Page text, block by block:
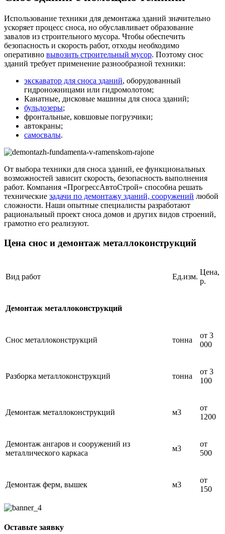
Использование техники для демонтажа зданий значительно
ускоряет процесс сноса, но обуславливает образование
завалов из строительного мусора. Чтобы обеспечить
безопасность и скорость работ, отходы необходимо
оперативно вывозить строительный мусор. Поэтому снос
зданий требует применение разнообразной техники:
экскаватор для сноса зданий, оборудованный
гидроножницами или гидромолотом;
Канатные, дисковые машины для сноса зданий;
бульдозеры;
фронтальные, ковшовые погрузчики;
автокраны;
самосвалы.
От выбора техники для сноса зданий, ее функциональных
возможностей зависит скорость, безопасность выполнения
работ. Компания «ПрогрессАвтоСтрой» способна решать
технические задачи по демонтажу зданий, сооружений любой
сложности. Наши опытные специалисты разработают
рациональный проект сноса домов и других видов строений,
грамотно его реализуют.
Цена снос и демонтаж металлоконструкций
Вид работ Ед.изм.
Цена,
р.
Демонтаж металлоконструкций
Снос металлоконструкций тонна
от 3
000
Разборка металлоконструкций тонна
от 3
100
Демонтаж металлоконструкций м3
от
1200
Демонтаж ангаров и сооружений из
металлического каркаса
м3
от
500
Демонтаж ферм, вышек м3
от
150
Оставьте заявку